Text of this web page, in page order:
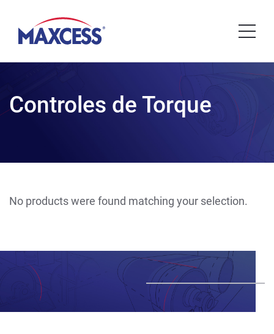
Controles de Torque
No products were found matching your selection.